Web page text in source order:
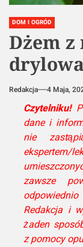
DOM I OGRÓD
Dżem
Redakcja 4 Maja,
Czytelniku!
dane i
nie
ekspertem/
zawsze
Redakcja i
żaden
z pomocy